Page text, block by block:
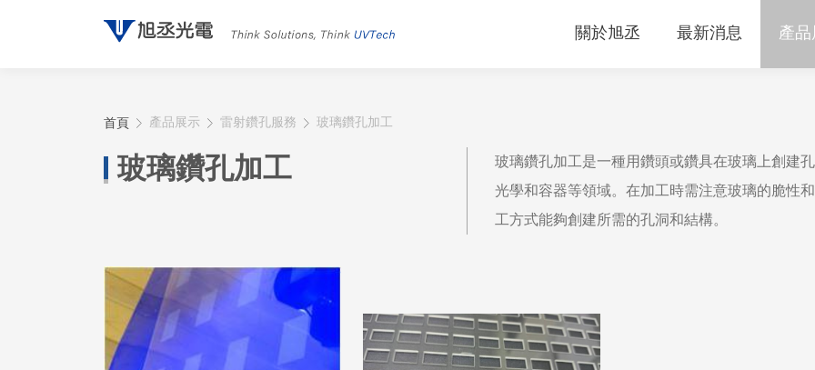
關於旭丞 最新消息 產品
首頁 產品展示 雷射鑽孔服務 玻璃鑽孔加工
玻璃鑽孔加工
玻璃鑽孔加工是一種用鑽頭或鑽具在玻璃上創建
光學和容器等領域。在加工時需注意玻璃的脆性
工方式能夠創建所需的孔洞和結構。